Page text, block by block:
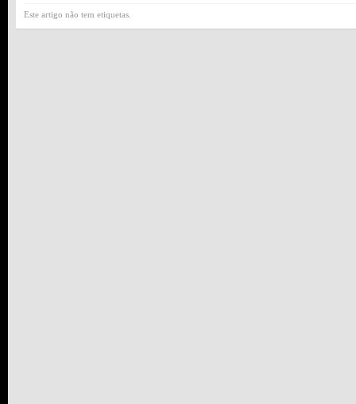
Este artigo não tem etiquetas.